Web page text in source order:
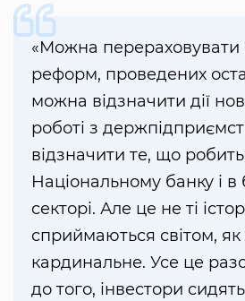
«Можна перераховувати
реформ, проведених
можна відзначити дії
роботі з
відзначити те, що
Національному банку і в
секторі. Але це не ті
сприймаються світом,
кардинальне. Усе це
до того, інвестори